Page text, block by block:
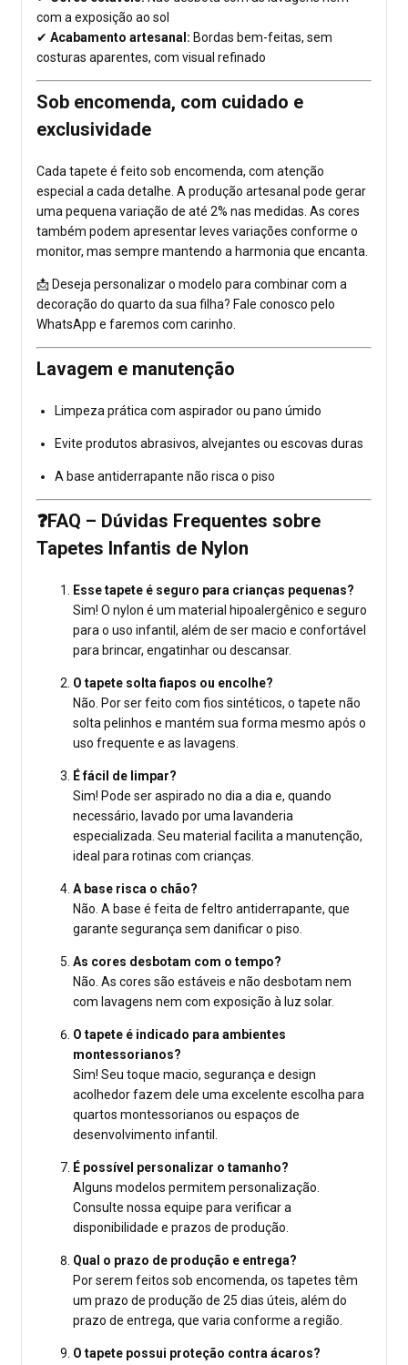
com a exposição ao sol
✔ Acabamento artesanal: Bordas bem-feitas, sem
costuras aparentes, com visual refinado
Sob encomenda, com cuidado e
exclusividade
Cada tapete é feito sob encomenda, com atenção
especial a cada detalhe. A produção artesanal pode gerar
uma pequena variação de até 2% nas medidas. As cores
também podem apresentar leves variações conforme o
monitor, mas sempre mantendo a harmonia que encanta.
📩 Deseja personalizar o modelo para combinar com a
decoração do quarto da sua filha? Fale conosco pelo
WhatsApp e faremos com carinho.
Lavagem e manutenção
Limpeza prática com aspirador ou pano úmido
Evite produtos abrasivos, alvejantes ou escovas duras
A base antiderrapante não risca o piso
❓FAQ – Dúvidas Frequentes sobre
Tapetes Infantis de Nylon
Esse tapete é seguro para crianças pequenas?
Sim! O nylon é um material hipoalergênico e seguro
para o uso infantil, além de ser macio e confortável
para brincar, engatinhar ou descansar.
O tapete solta fiapos ou encolhe?
Não. Por ser feito com fios sintéticos, o tapete não
solta pelinhos e mantém sua forma mesmo após o
uso frequente e as lavagens.
É fácil de limpar?
Sim! Pode ser aspirado no dia a dia e, quando
necessário, lavado por uma lavanderia
especializada. Seu material facilita a manutenção,
ideal para rotinas com crianças.
A base risca o chão?
Não. A base é feita de feltro antiderrapante, que
garante segurança sem danificar o piso.
As cores desbotam com o tempo?
Não. As cores são estáveis e não desbotam nem
com lavagens nem com exposição à luz solar.
O tapete é indicado para ambientes
montessorianos?
Sim! Seu toque macio, segurança e design
acolhedor fazem dele uma excelente escolha para
quartos montessorianos ou espaços de
desenvolvimento infantil.
É possível personalizar o tamanho?
Alguns modelos permitem personalização.
Consulte nossa equipe para verificar a
disponibilidade e prazos de produção.
Qual o prazo de produção e entrega?
Por serem feitos sob encomenda, os tapetes têm
um prazo de produção de 25 dias úteis, além do
prazo de entrega, que varia conforme a região.
O tapete possui proteção contra ácaros?